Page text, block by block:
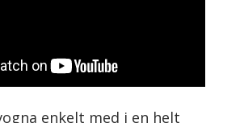
enkelt med i en helt